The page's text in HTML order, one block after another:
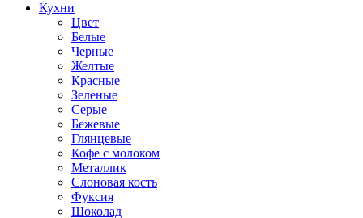
Кухни
Цвет
Белые
Черные
Желтые
Красные
Зеленые
Серые
Бежевые
Глянцевые
Кофе с молоком
Металлик
Слоновая кость
Фуксия
Шоколад